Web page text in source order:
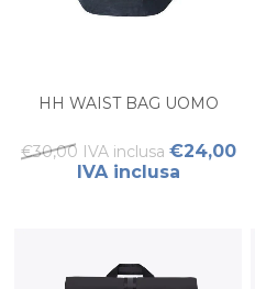
HH WAIST BAG UOMO
€30,00 IVA inclusa €24,00
IVA inclusa